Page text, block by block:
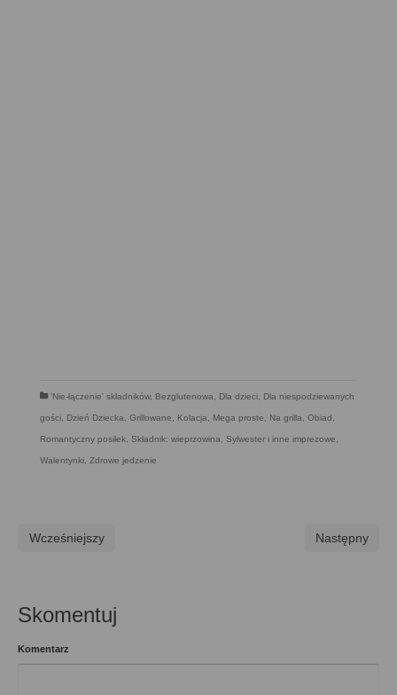
'Nie-łączenie' składników, Bezglutenowa, Dla dzieci, Dla niespodziewanych
gości, Dzień Dziecka, Grillowane, Kolacja, Mega proste, Na grilla, Obiad,
Romantyczny posiłek, Składnik: wieprzowina, Sylwester i inne imprezowe,
Walentynki, Zdrowe jedzenie
Wcześniejszy Następny
Skomentuj
Komentarz